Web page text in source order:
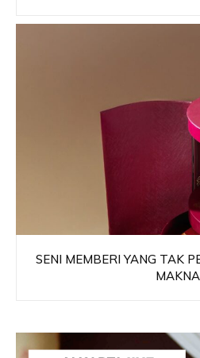
SENI MEMBERI YANG TAK
MAKNA